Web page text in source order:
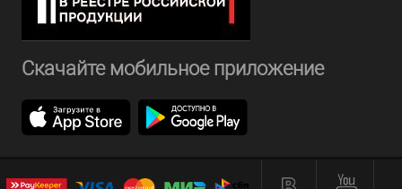
Скачайте мобильное приложение